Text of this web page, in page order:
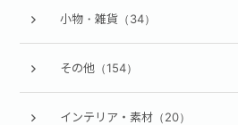
小物・雑貨（34）
その他（154）
インテリア・素材（20）